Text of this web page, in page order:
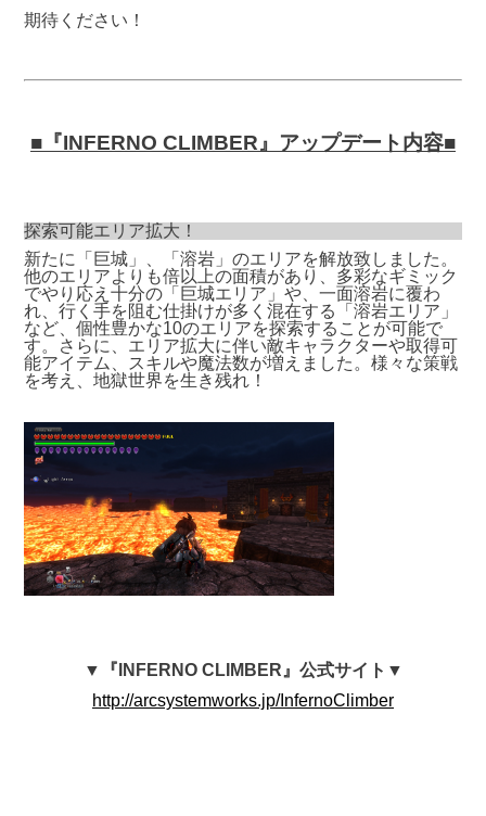
期待ください！
■『INFERNO CLIMBER』 アップデート内容■
探索可能エリア拡大！
新たに「巨城」、「溶岩」のエリアを解放致しました。
他のエリアよりも倍以上の面積があり、多彩なギミック
でやり応え十分の「巨城エリア」や、一面溶岩に覆わ
れ、行く手を阻む仕掛けが多く混在する「溶岩エリア」
など、個性豊かな10のエリアを探索することが可能で
す。さらに、エリア拡大に伴い敵キャラクターや取得可
能アイテム、スキルや魔法数が増えました。様々な策戦
を考え、地獄世界を生き残れ！
▼『INFERNO CLIMBER』公式サイト ▼
http://arcsystemworks.jp/InfernoClimber